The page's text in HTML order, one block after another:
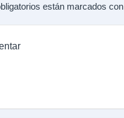
están marcados con